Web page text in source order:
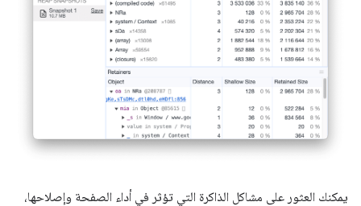
يمكنك العثور على مشاكل الذاكرة التي تؤثر في أداء الصفحة وإصلاحها،